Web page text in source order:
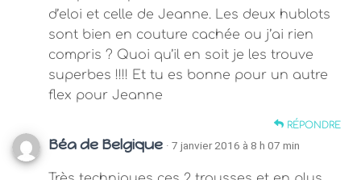
d’eloi et celle de Jeanne. Les deux hublots
sont bien en couture cachée ou j’ai rien
compris ? Quoi qu’il en soit je les trouve
superbes !!!! Et tu es bonne pour un autre
flex pour Jeanne
RÉPONDRE
Béa de Belgique · 7 janvier 2016 à 8 h 07 min